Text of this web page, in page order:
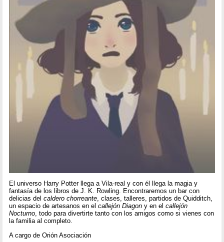
El universo Harry Potter llega a Vila-real y con él llega la magia y
fantasía de los libros de J. K. Rowling. Encontraremos un bar con
delicias delcaldero chorreante, clases, talleres, partidos de Quidditch,
un espacio de artesanos en elcallejón Diagon y en elcallejón
Nocturno, todo para divertirte tanto con los amigos como si vienes con
la familia al completo.
A cargo de Orión Asociación